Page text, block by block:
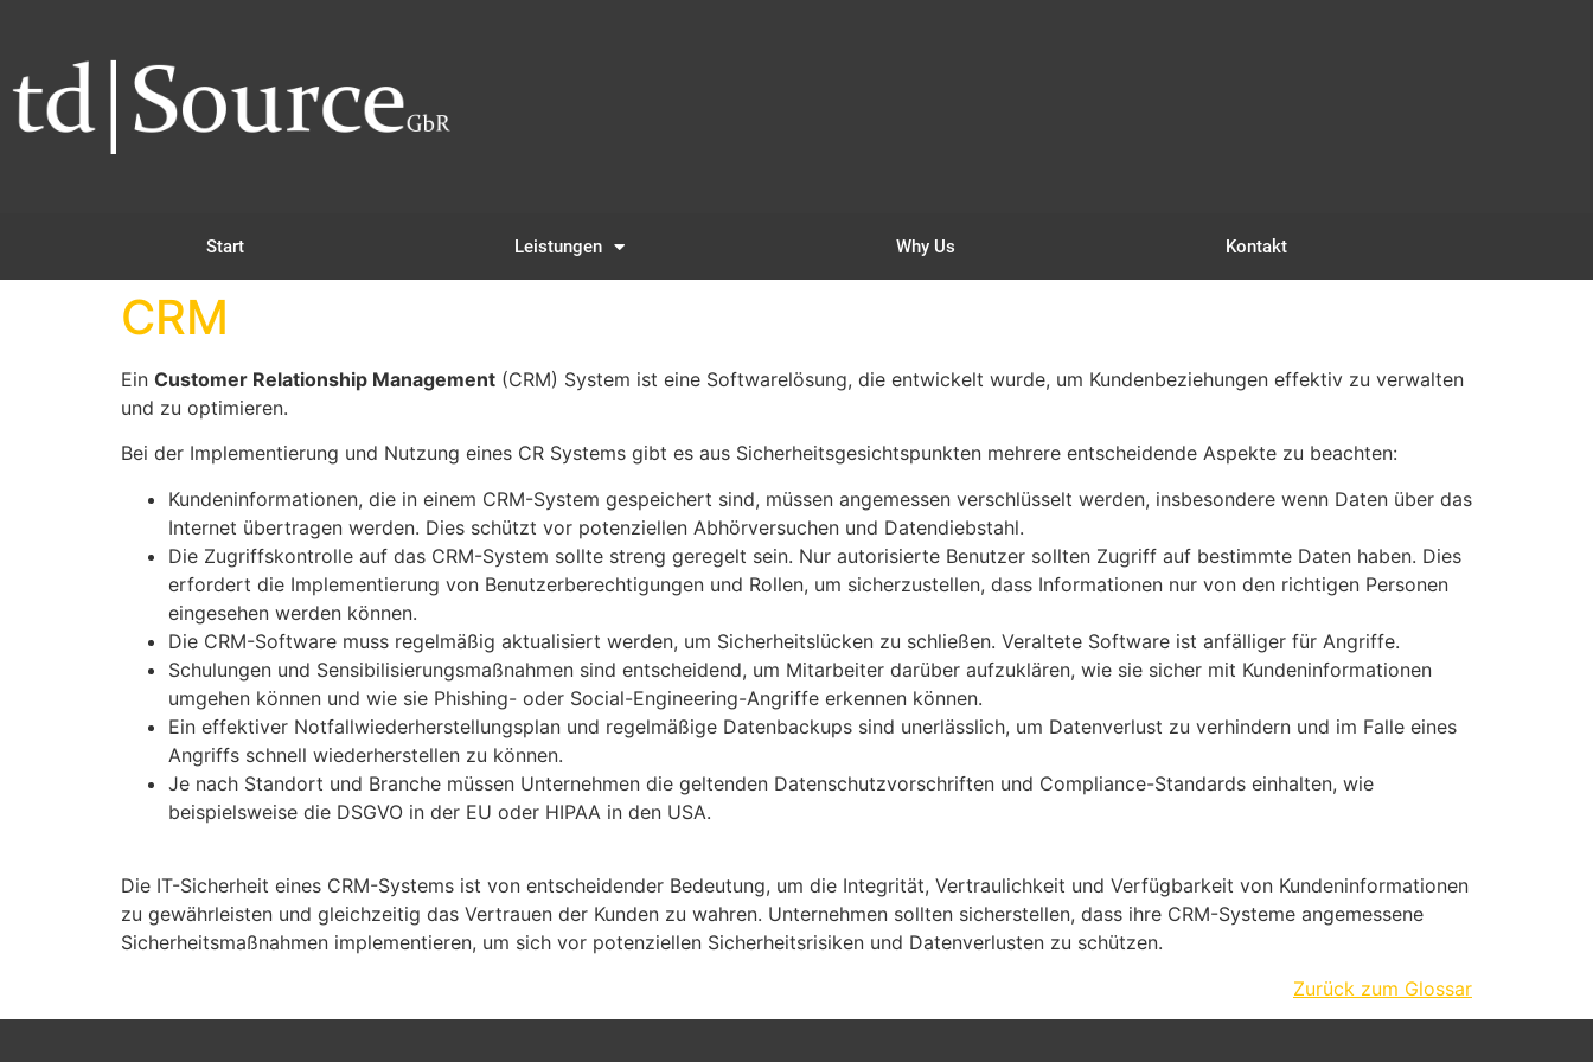
Start Leistungen Why Us Kontakt
CRM
Ein Customer Relationship Management (CRM) System ist eine Softwarelösung, die entwickelt wurde, um Kundenbeziehungen effektiv zu verwalten
und zu optimieren.
Bei der Implementierung und Nutzung eines CR Systems gibt es aus Sicherheitsgesichtspunkten mehrere entscheidende Aspekte zu beachten:
Kundeninformationen, die in einem CRM-System gespeichert sind, müssen angemessen verschlüsselt werden, insbesondere wenn Daten über das
Internet übertragen werden. Dies schützt vor potenziellen Abhörversuchen und Datendiebstahl.
Die Zugriffskontrolle auf das CRM-System sollte streng geregelt sein. Nur autorisierte Benutzer sollten Zugriff auf bestimmte Daten haben. Dies
erfordert die Implementierung von Benutzerberechtigungen und Rollen, um sicherzustellen, dass Informationen nur von den richtigen Personen
eingesehen werden können.
Die CRM-Software muss regelmäßig aktualisiert werden, um Sicherheitslücken zu schließen. Veraltete Software ist anfälliger für Angriffe.
Schulungen und Sensibilisierungsmaßnahmen sind entscheidend, um Mitarbeiter darüber aufzuklären, wie sie sicher mit Kundeninformationen
umgehen können und wie sie Phishing- oder Social-Engineering-Angriffe erkennen können.
Ein effektiver Notfallwiederherstellungsplan und regelmäßige Datenbackups sind unerlässlich, um Datenverlust zu verhindern und im Falle eines
Angriffs schnell wiederherstellen zu können.
Je nach Standort und Branche müssen Unternehmen die geltenden Datenschutzvorschriften und Compliance-Standards einhalten, wie
beispielsweise die DSGVO in der EU oder HIPAA in den USA.
Die IT-Sicherheit eines CRM-Systems ist von entscheidender Bedeutung, um die Integrität, Vertraulichkeit und Verfügbarkeit von Kundeninformationen
zu gewährleisten und gleichzeitig das Vertrauen der Kunden zu wahren. Unternehmen sollten sicherstellen, dass ihre CRM-Systeme angemessene
Sicherheitsmaßnahmen implementieren, um sich vor potenziellen Sicherheitsrisiken und Datenverlusten zu schützen.
Zurück zum Glossar